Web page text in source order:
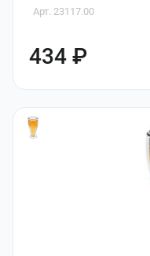
Арт. 23117.00
434 ₽